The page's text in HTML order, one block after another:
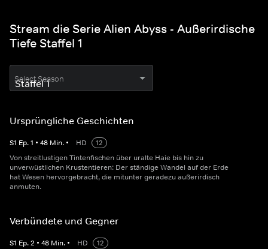
Stream die Serie Alien Abyss - Außerirdische
Tiefe Staffel 1
Select Season
Ursprüngliche Geschichten
S1 Ep.1 • 48 Min. • HD
12
Von streitlustigen Tintenfischen über uralte Haie bis hin zu
unverwüstlichen Krustentieren: Der ständige Wandel auf der Erde
hat Wesen hervorgebracht, die mitunter geradezu außerirdisch
anmuten.
Verbündete und Gegner
S1 Ep.2 • 48 Min. • HD
12